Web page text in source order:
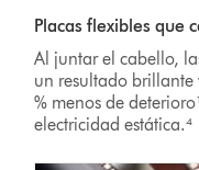
Placas flexibles que
Al juntar el cabello,
un resultado
% menos de
electricidad estática.⁴